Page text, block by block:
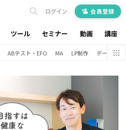
ツール セミナー 動画 講座
ログイン 会員登録
ABテスト・EFO MA LP制作 データ分析